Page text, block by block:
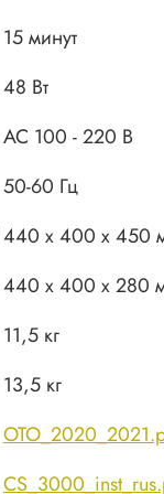
15 минут
48 Вт
AC 100 - 220 В
50-60 Гц
440 х 400 х 450
440 х 400 х 280
11,5 кг
13,5 кг